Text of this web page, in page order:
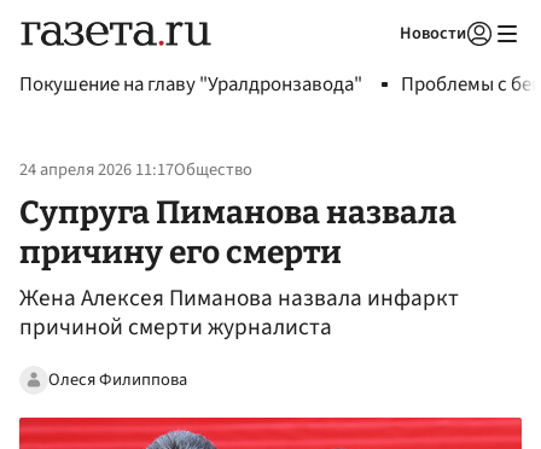
Новости
Покушение на главу "Уралдронзавода" Проблемы с
24 апреля 2026 11:17Общество
Супруга Пиманова назвала
причину его смерти
Жена Алексея Пиманова назвала инфаркт
причиной смерти журналиста
Олеся Филиппова